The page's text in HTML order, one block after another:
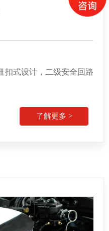
扣式设计，二级安全回路
了解更多 >